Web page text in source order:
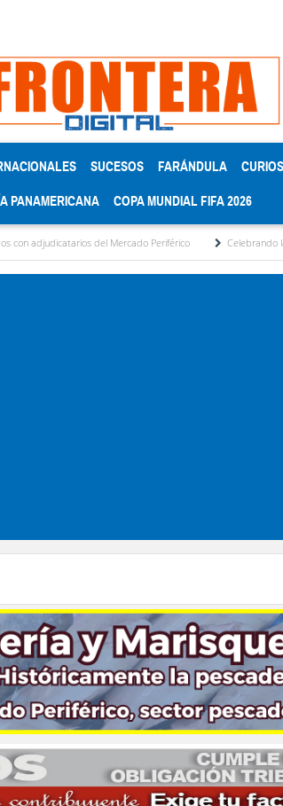
SUCESOS FARÁNDULA
PANAMERICANA COPA MUNDIAL FIFA 2026
del Mercado Periférico Celebrando la lactancia